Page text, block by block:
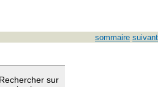
sommaire suivant
Rechercher sur